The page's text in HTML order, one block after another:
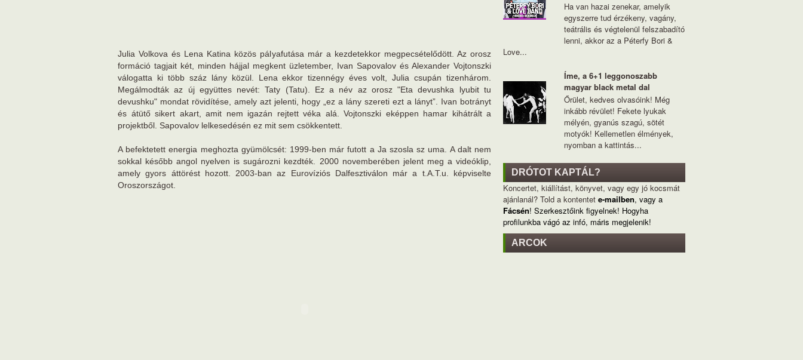
Julia Volkova és Lena Katina közös pályafutása már a kezdetekkor megpecsételődött. Az orosz
formáció tagjait két, minden hájjal megkent üzletember, Ivan Sapovalov és Alexander Vojtonszki
válogatta ki több száz lány közül. Lena ekkor tizennégy éves volt, Julia csupán tizenhárom.
Megálmodták az új együttes nevét: Taty (Tatu). Ez a név az orosz "Eta devushka lyubit tu
devushku" mondat rövidítése, amely azt jelenti, hogy „ez a lány szereti ezt a lányt”. Ivan botrányt
és átütő sikert akart, amit nem igazán rejtett véka alá. Vojtonszki eképpen hamar kihátrált a
projektből. Sapovalov lelkesedésén ez mit sem csökkentett.
A befektetett energia meghozta gyümölcsét: 1999-ben már futott a Ja szosla sz uma. A dalt nem
sokkal később angol nyelven is sugározni kezdték. 2000 novemberében jelent meg a videóklip,
amely gyors áttörést hozott. 2003-ban az Eurovíziós Dalfesztiválon már a t.A.T.u. képviselte
Oroszországot.
Ha van hazai zenekar, amelyik
egyszerre tud érzékeny, vagány,
teátrális és végtelenül felszabadító
lenni, akkor az a Péterfy Bori &
Love...
Íme, a 6+1 leggonoszabb
magyar black metal dal
Őrület, kedves olvasóink! Még
inkább révület! Fekete lyukak
mélyén, gyanús szagú, sötét
motyók! Kellemetlen élmények,
nyomban a kattintás...
DRÓTOT KAPTÁL?
Koncertet, kiállítást, könyvet, vagy egy jó kocsmát
ajánlanál? Told a kontentet e-mailben, vagy a
Fácsén! Szerkesztőink figyelnek! Hogyha
profilunkba vágó az infó, máris megjelenik!
ARCOK